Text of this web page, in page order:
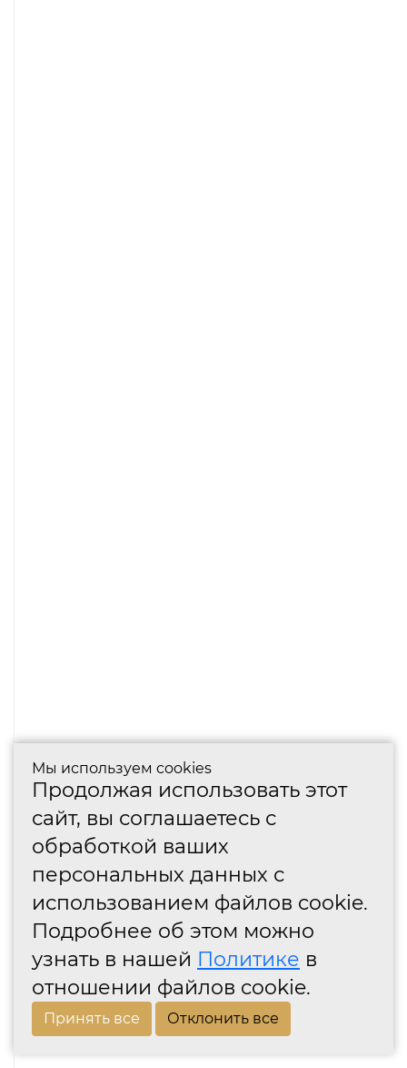
Мы используем cookies
Продолжая использовать этот
сайт, вы соглашаетесь с
обработкой ваших
персональных данных с
использованием файлов cookie.
Подробнее об этом можно
узнать в нашей Политике в
отношении файлов cookie.
Принять все Отклонить все